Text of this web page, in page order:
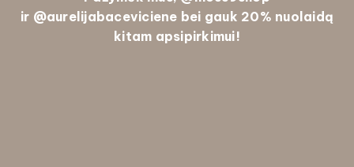
ir @aurelijabaceviciene bei gauk 20% nuolaidą
kitam apsipirkimui!